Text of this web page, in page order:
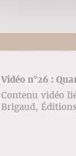
Vidéo n°26 :
Contenu vidéo
Brigaud,